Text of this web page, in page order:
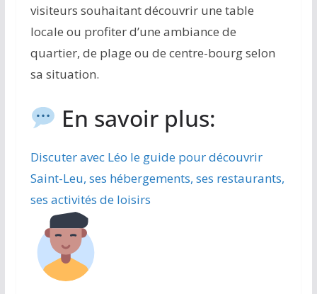
visiteurs souhaitant découvrir une table
locale ou profiter d’une ambiance de
quartier, de plage ou de centre-bourg selon
sa situation.
En savoir plus:
Discuter avec Léo le guide pour découvrir
Saint-Leu, ses hébergements, ses restaurants,
ses activités de loisirs